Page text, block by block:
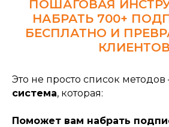
ПОШАГОВАЯ
НАБРАТЬ 700+
БЕСПЛАТНО И
КЛИЕНТОВ
Это не просто список методов
система, которая:
Поможет вам набрать